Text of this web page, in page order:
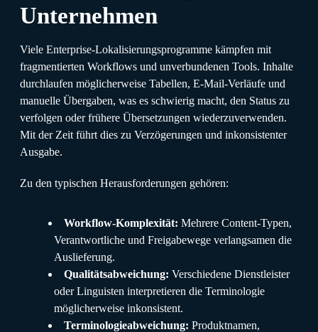
Unternehmen
Viele Enterprise-Lokalisierungsprogramme kämpfen mit
fragmentierten Workflows und unverbundenen Tools. Inhalte
durchlaufen möglicherweise Tabellen, E-Mail-Verläufe und
manuelle Übergaben, was es schwierig macht, den Status zu
verfolgen oder frühere Übersetzungen wiederzuverwenden.
Mit der Zeit führt dies zu Verzögerungen und inkonsistenter
Ausgabe.
Zu den typischen Herausforderungen gehören:
Workflow-Komplexität: Mehrere Content-Typen,
Verantwortliche und Freigabewege verlangsamen die
Auslieferung.
Qualitätsabweichung: Verschiedene Dienstleister
oder Linguisten interpretieren die Terminologie
möglicherweise inkonsistent.
Terminologieabweichung: Produktnamen,